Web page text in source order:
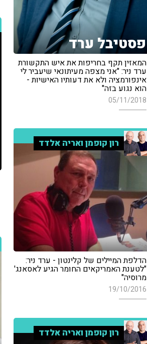
פסטיבל ערד
המאזין תקף בחריפות את איש התקשורת
ערד ניר: "אני מצפה מעיתונאי שיעביר לי
אינפורמציה ולא את דעותיו האישיות -
הוא נגוע בזה"
05/11/2018
רון קופמן ואריה אלדד
הדלפת המיילים של קלינטון - ערד ניר:
"לטענת האמריקאים החומר הגיע לאסאנג'
מרוסיה"
19/10/2016
רון קופמן ואריה אלדד